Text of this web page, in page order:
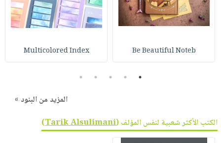
صابون
أطفال
فيديوهات
أسئلة
طرحها
خدمات
كتابك
تواصل
عربة
التسوق
نشرة
الإصدارات
Be Beautiful Noteb
Multicolored Index
1
2
3
4
5
المزيد من البنود »
الكتب الأكثر شعبية لنفس المؤلف (Tarik Alsulimani
)